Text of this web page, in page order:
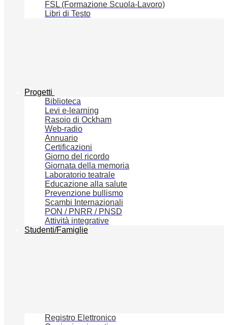
FSL (Formazione Scuola-Lavoro)
Libri di Testo
Progetti
Biblioteca
Levi e-learning
Rasoio di Ockham
Web-radio
Annuario
Certificazioni
Giorno del ricordo
Giornata della memoria
Laboratorio teatrale
Educazione alla salute
Prevenzione bullismo
Scambi Internazionali
PON / PNRR / PNSD
Attività integrative
Studenti/Famiglie
Registro Elettronico